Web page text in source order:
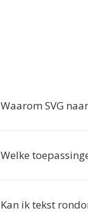
Waarom SVG
Welke
Kan ik tekst